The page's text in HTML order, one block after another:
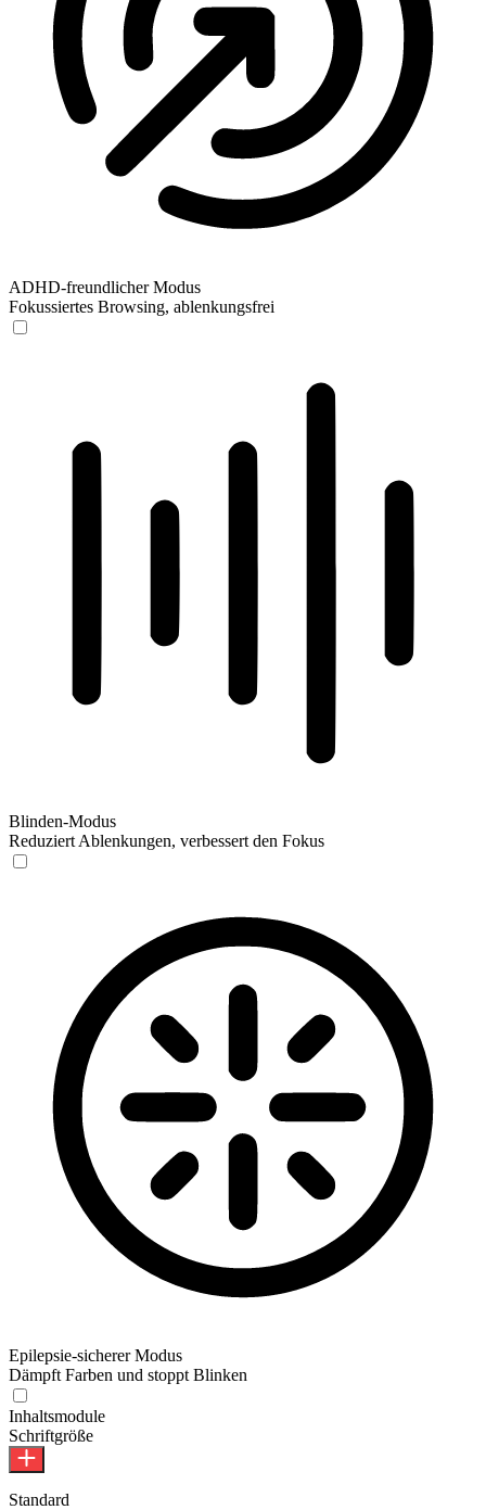
ADHD-freundlicher Modus
Fokussiertes Browsing, ablenkungsfrei
Blinden-Modus
Reduziert Ablenkungen, verbessert den Fokus
Epilepsie-sicherer Modus
Dämpft Farben und stoppt Blinken
Inhaltsmodule
Schriftgröße
Standard